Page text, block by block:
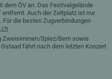
dem ÖV an. Das Festivalgelände
Auch der Zeltplatz ist nur
die besten Zugverbindungen
Zweisimmen/Spiez/Bern sowie
fährt nach dem letzten Konzert